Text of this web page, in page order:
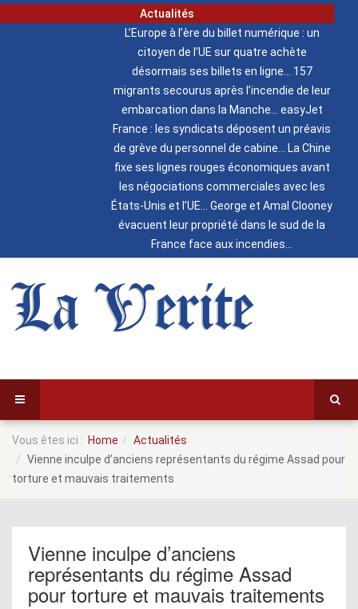
Actualités
L’Europe à l’ère du billet numérique : un
citoyen de l’UE sur quatre achète
désormais ses billets en ligne
157
migrants secourus après l’incendie de leur
embarcation dans la Manche
easyJet
France : les syndicats déposent un préavis
de grève du personnel de cabine
La Chine
fixe ses lignes rouges économiques avant
les négociations commerciales avec les
États-Unis et l’UE
George et Amal Clooney
évacuent leur propriété dans le sud de la
France face aux incendies
La Verite
Vous êtes ici : Home
Actualités
Vienne inculpe d’anciens représentants du régime Assad pour
torture et mauvais traitements
Vienne inculpe d’anciens
représentants du régime Assad
pour torture et mauvais traitements